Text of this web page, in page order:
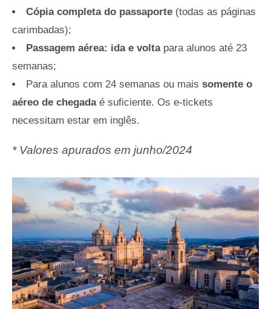
Cópia completa do passaporte (todas as páginas
carimbadas);
Passagem aérea: ida e voltapara alunos até 23
semanas;
Para alunos com 24 semanas ou mais somente o
aéreo de chegadaé suficiente. Os e-tickets
necessitam estar em inglês.
* Valores apurados em junho/2024